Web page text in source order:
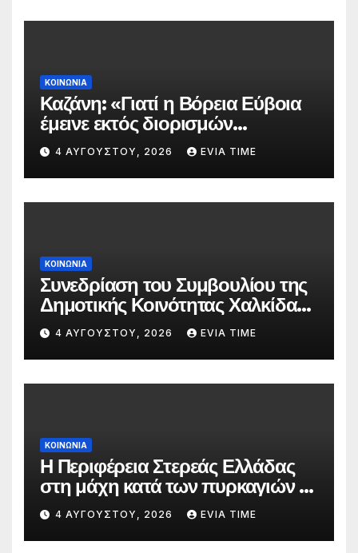
ΚΟΙΝΩΝΙΑ
Καζάνη: «Γιατί η Βόρεια Εύβοια
έμεινε εκτός διορισμών
δασκάλων;»
4 ΑΥΓΟΎΣΤΟΥ, 2026 EVIA TIME
ΚΟΙΝΩΝΙΑ
Συνεδρίαση του Συμβουλίου της
Δημοτικής Κοινότητας Χαλκίδας
την 5 Αυγούστου
4 ΑΥΓΟΎΣΤΟΥ, 2026 EVIA TIME
ΚΟΙΝΩΝΙΑ
Η Περιφέρεια Στερεάς Ελλάδας
στη μάχη κατά των πυρκαγιών –
Δράσεις και στήριξη σε πέντε
περιφερειακές ενότητες
4 ΑΥΓΟΎΣΤΟΥ, 2026 EVIA TIME